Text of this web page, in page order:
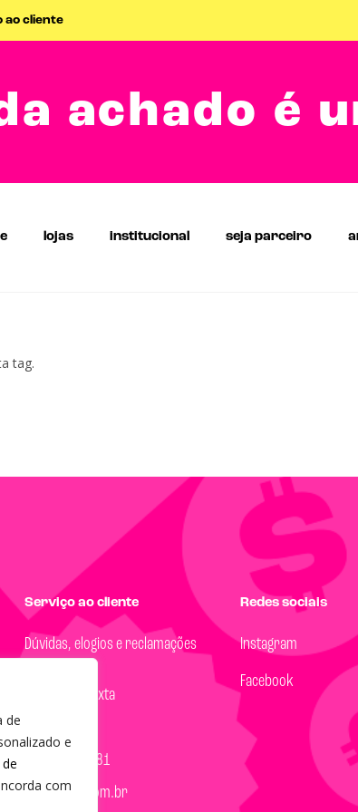
de
e
com
ao cliente
achado é
lojas institucional seja parceiro
tag.
Serviço ao cliente
Dúvidas, elogios e reclamações
Segunda a Sexta
(19) 3014-8081
sac@1a99.com.br
Redes sociais
Instagram
Facebook